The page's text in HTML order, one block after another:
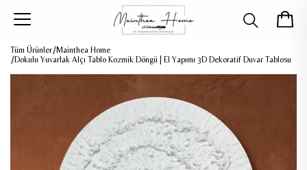
Tüm Ürünler Mainthea Home
Dokulu Yuvarlak Alçı Tablo Kozmik Döngü | El Yapımı 3D Dekoratif Duvar Tablosu